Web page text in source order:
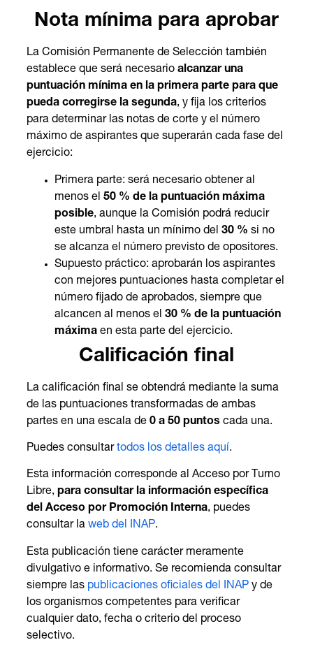
Nota mínima para aprobar
La Comisión Permanente de Selección también
establece que será necesario alcanzar una
puntuación mínima en la primera parte para que
pueda corregirse la segunda, y fija los criterios
para determinar las notas de corte y el número
máximo de aspirantes que superarán cada fase del
ejercicio:
Primera parte: será necesario obtener al
menos el 50 % de la puntuación máxima
posible, aunque la Comisión podrá reducir
este umbral hasta un mínimo del 30 % si no
se alcanza el número previsto de opositores.
Supuesto práctico: aprobarán los aspirantes
con mejores puntuaciones hasta completar el
número fijado de aprobados, siempre que
alcancen al menos el 30 % de la puntuación
máximaen esta parte del ejercicio.
Calificación final
La calificación final se obtendrá mediante la suma
de las puntuaciones transformadas de ambas
partes en una escala de 0 a 50 puntos cada una.
Puedes consultartodos los detalles aquí.
Esta información corresponde al Acceso por Turno
Libre, para consultar la información específica
del Acceso por Promoción Interna, puedes
consultar la web del INAP.
Esta publicación tiene carácter meramente
divulgativo e informativo. Se recomienda consultar
siempre las publicaciones oficiales del INAPy de
los organismos competentes para verificar
cualquier dato, fecha o criterio del proceso
selectivo.